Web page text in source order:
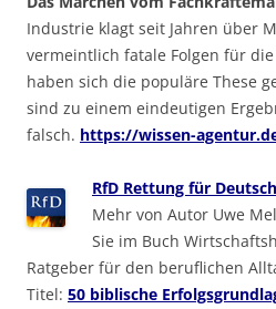
Industrie klagt seit Jahren über
vermeintlich fatale Folgen für
haben sich die populäre These
sind zu einem eindeutigen
falsch. https://wissen-
RfD Rettung für
Mehr von Autor Uwe
Sie im Buch
Ratgeber für den beruflichen
Titel: 50 biblische